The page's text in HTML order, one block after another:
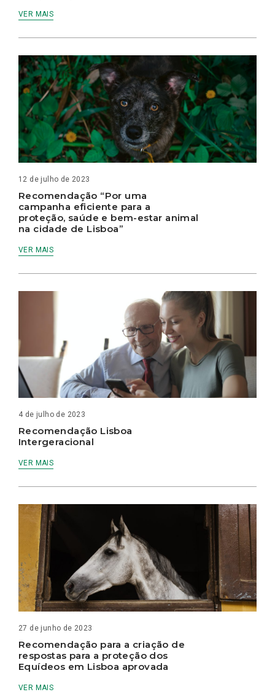
VER MAIS
12 de julho de 2023
Recomendação “Por uma
campanha eficiente para a
proteção, saúde e bem-estar animal
na cidade de Lisboa”
VER MAIS
4 de julho de 2023
Recomendação Lisboa
Intergeracional
VER MAIS
27 de junho de 2023
Recomendação para a criação de
respostas para a proteção dos
Equídeos em Lisboa aprovada
VER MAIS